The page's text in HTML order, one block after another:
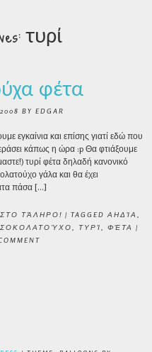
τυρί
φέτα
BY EDGAR
εγκαίνια και επίσης γιατί εδώ που
κάπως η ώρα :p Θα φτιάξουμε
τυρί φέτα δηλαδή κανονικό
γάλα και θα έχει
πάσα […]
ΤΆΛΗΡΟ! | TAGGED ΑΗΔΊΑ
ΣΟΚΟΛΑΤΟΎΧΟ ΤΥΡΊ ΦΈΤΑ |